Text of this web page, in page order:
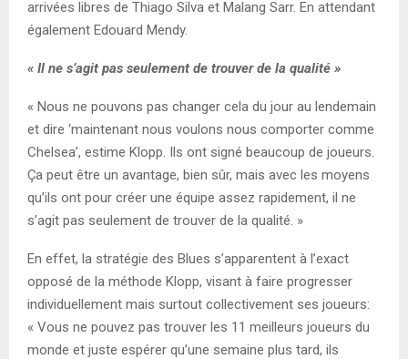
arrivées libres de Thiago Silva et Malang Sarr. En attendant
également Edouard Mendy.
« Il ne s’agit pas seulement de trouver de la qualité »
« Nous ne pouvons pas changer cela du jour au lendemain
et dire ‘maintenant nous voulons nous comporter comme
Chelsea’, estime Klopp. Ils ont signé beaucoup de joueurs.
Ça peut être un avantage, bien sûr, mais avec les moyens
qu’ils ont pour créer une équipe assez rapidement, il ne
s’agit pas seulement de trouver de la qualité. »
En effet, la stratégie des Blues s’apparentent à l’exact
opposé de la méthode Klopp, visant à faire progresser
individuellement mais surtout collectivement ses joueurs:
« Vous ne pouvez pas trouver les 11 meilleurs joueurs du
monde et juste espérer qu’une semaine plus tard, ils